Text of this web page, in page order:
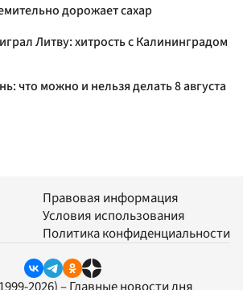
дорожает сахар
Литву: хитрость с Калининградом
что можно и нельзя делать 8 августа
Правовая информация
Условия использования
Политика конфиденциальности